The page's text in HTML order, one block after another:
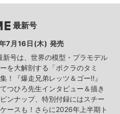
最新号
7月16日(木) 発売
新号は、世界の模型・プラモデル
を大解剖する「ボクラのタミ
！『爆走兄弟レッツ＆ゴー!!』
つひろ先生インタビュー＆描き
ンナップ、特別付録にはスチー
ースも！さらに2026年上半期ト